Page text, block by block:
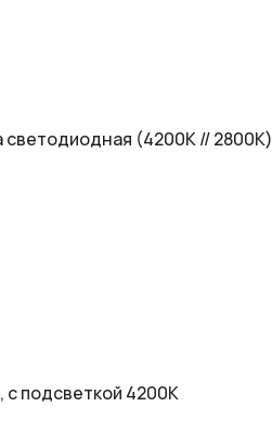
светодиодная (4200K // 2800К)
с подсветкой 4200К